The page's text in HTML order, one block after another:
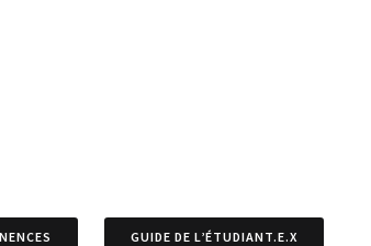
GUIDE DE L’ÉTUDIANT.E.X